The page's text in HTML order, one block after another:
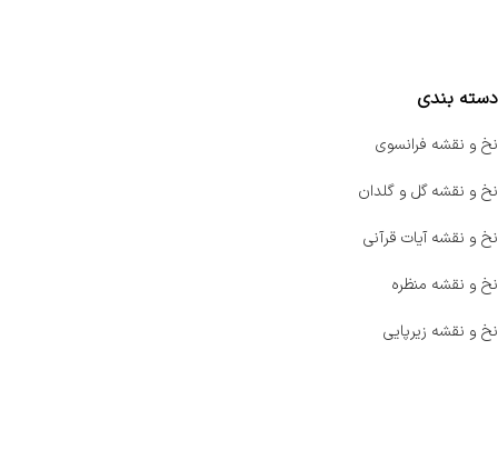
دسته بندی
نخ و نقشه فرانسوی
نخ و نقشه گل و گلدان
نخ و نقشه آیات قرآنی
نخ و نقشه منظره
نخ و نقشه زیرپایی